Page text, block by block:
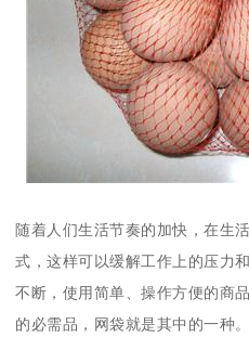
随着人们生活节奏的加快，在生
式，这样可以缓解工作上的压力
不断，使用简单、操作方便的商
的必需品，网袋就是其中的一种